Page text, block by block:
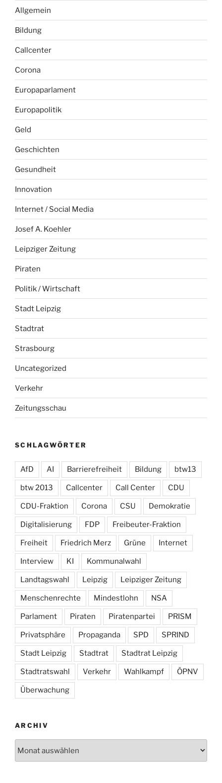
Allgemein
Bildung
Callcenter
Corona
Europaparlament
Europapolitik
Geld
Geschichten
Gesundheit
Innovation
Internet / Social Media
Josef A. Koehler
Leipziger Zeitung
Piraten
Politik / Wirtschaft
Stadt Leipzig
Stadtrat
Strasbourg
Uncategorized
Verkehr
Zeitungsschau
SCHLAGWÖRTER
AfD AI Barrierefreiheit Bildung btw13
btw 2013 Callcenter Call Center CDU
CDU-Fraktion Corona CSU Demokratie
Digitalisierung FDP Freibeuter-Fraktion
Freiheit Friedrich Merz Grüne Internet
Interview KI Kommunalwahl
Landtagswahl Leipzig Leipziger Zeitung
Menschenrechte Mindestlohn NSA
Parlament Piraten Piratenpartei PRISM
Privatsphäre Propaganda SPD SPRIND
Stadt Leipzig Stadtrat Stadtrat Leipzig
Stadtratswahl Verkehr Wahlkampf ÖPNV
Überwachung
ARCHIV